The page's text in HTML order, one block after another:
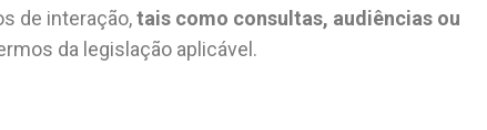
de interação,tais como consultas, audiências ou
da legislação aplicável.